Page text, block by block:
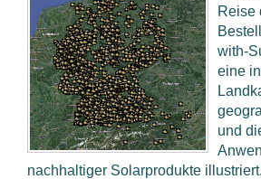
Reise
with-
eine
und
nachhaltiger Solarprodukte